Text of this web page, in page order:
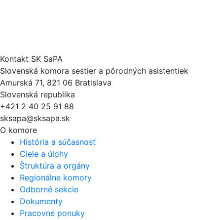
Kontakt SK SaPA
Slovenská komora sestier a pôrodných asistentiek
Amurská 71, 821 06 Bratislava
Slovenská republika
+421 2 40 25 91 88
sksapa@sksapa.sk
O komore
História a súčasnosť
Ciele a úlohy
Štruktúra a orgány
Regionálne komory
Odborné sekcie
Dokumenty
Pracovné ponuky